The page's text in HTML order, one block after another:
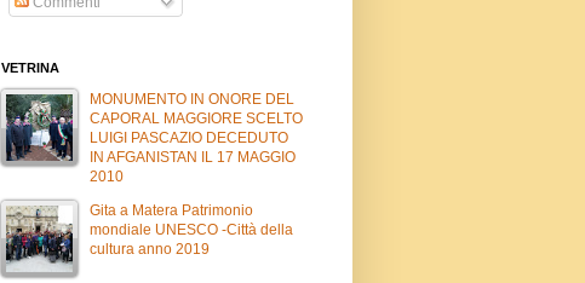
VETRINA
MONUMENTO IN ONORE DEL
CAPORAL MAGGIORE SCELTO
LUIGI PASCAZIO DECEDUTO
IN AFGANISTAN IL 17 MAGGIO
2010
Gita a Matera Patrimonio
mondiale UNESCO -Città della
cultura anno 2019